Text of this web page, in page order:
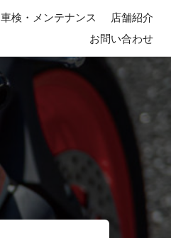
車検・メンテナンス
店舗紹介
お問い合わせ